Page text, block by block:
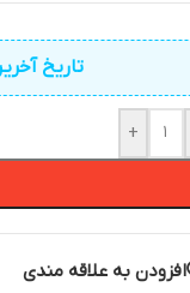
تاریخ آخرین
+
افزودن به علاقه مندی